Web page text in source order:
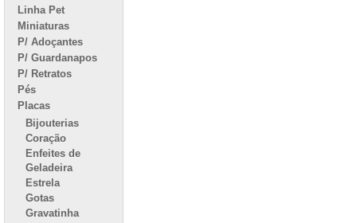
Linha Pet
Miniaturas
P/ Adoçantes
P/ Guardanapos
P/ Retratos
Pés
Placas
Bijouterias
Coração
Enfeites de
Geladeira
Estrela
Gotas
Gravatinha